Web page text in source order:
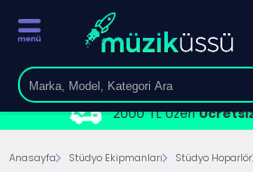
2000 TL Üzeri
Anasayfa Stüdyo Ekipmanları Stüdyo Hoparlör